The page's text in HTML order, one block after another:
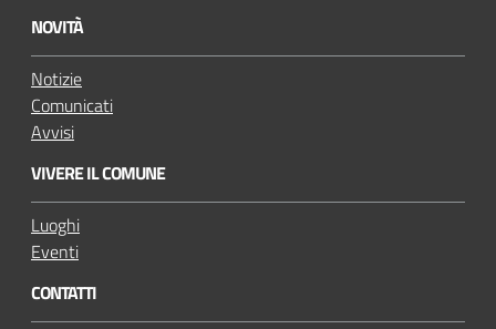
NOVITÀ
Notizie
Comunicati
Avvisi
VIVERE IL COMUNE
Luoghi
Eventi
CONTATTI